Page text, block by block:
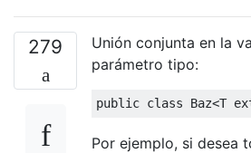
279
Unión conjunta en la
parámetro tipo:
public class Baz<T
Por ejemplo, si desea